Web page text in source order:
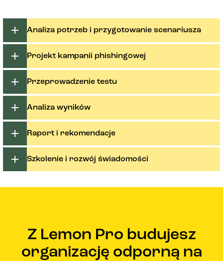
Analiza potrzeb i przygotowanie scenariusza
Projekt kampanii phishingowej
Przeprowadzenie testu
Analiza wyników
Raport i rekomendacje
Szkolenie i rozwój świadomości
Z Lemon Pro budujesz
organizację odporną na